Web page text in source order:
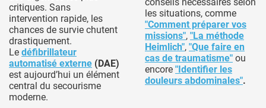
critiques. Sans
intervention rapide, les
chances de survie chutent
drastiquement.
Le défibrillateur
automatisé externe (DAE)
est aujourd’hui un élément
central du secourisme
moderne.
conseils nécessaires selon
les situations, comme
"Comment préparer vos
missions", "La méthode
Heimlich", "Que faire en
cas de traumatisme" ou
encore "Identifier les
douleurs abdominales".